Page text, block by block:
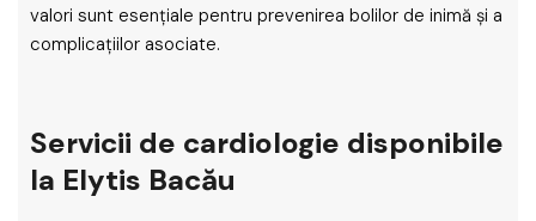
valori sunt esențiale pentru prevenirea bolilor de inimă și a
complicațiilor asociate.
Servicii de cardiologie disponibile
la Elytis Bacău